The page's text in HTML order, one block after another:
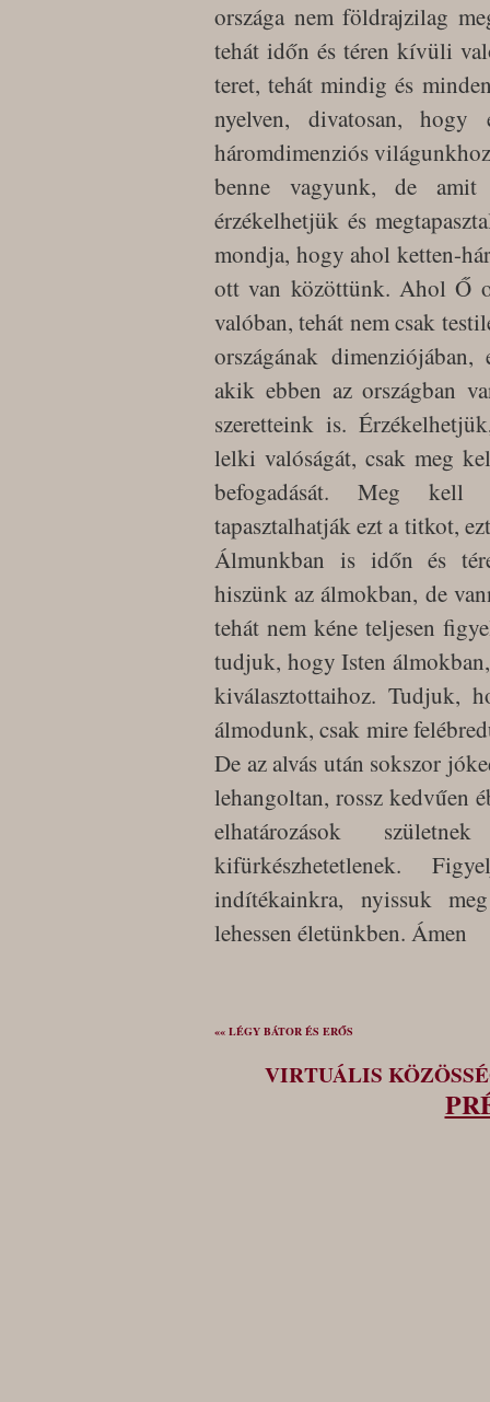
országa nem földrajzilag
tehát időn és téren kívüli
teret, tehát mindig és
nyelven, divatosan,
háromdimenziós
benne vagyunk, de
érzékelhetjük és
mondja, hogy ahol ketten-
ott van közöttünk. Ahol Ő
valóban, tehát nem csak
országának
akik ebben az országban
szeretteink is.
lelki valóságát, csak meg
befogadását. Meg kell
tapasztalhatják ezt a titkot,
Álmunkban is időn és
hiszünk az álmokban, de
tehát nem kéne teljesen
tudjuk, hogy Isten
kiválasztottaihoz. Tudjuk,
álmodunk, csak mire
De az alvás után sokszor
lehangoltan, rossz kedvűen
elhatározások
kifürkészhetetlenek.
indítékainkra, nyissuk
lehessen életünkben. Ámen
«« LÉGY BÁTOR ÉS ERŐS
VIRTUÁLIS